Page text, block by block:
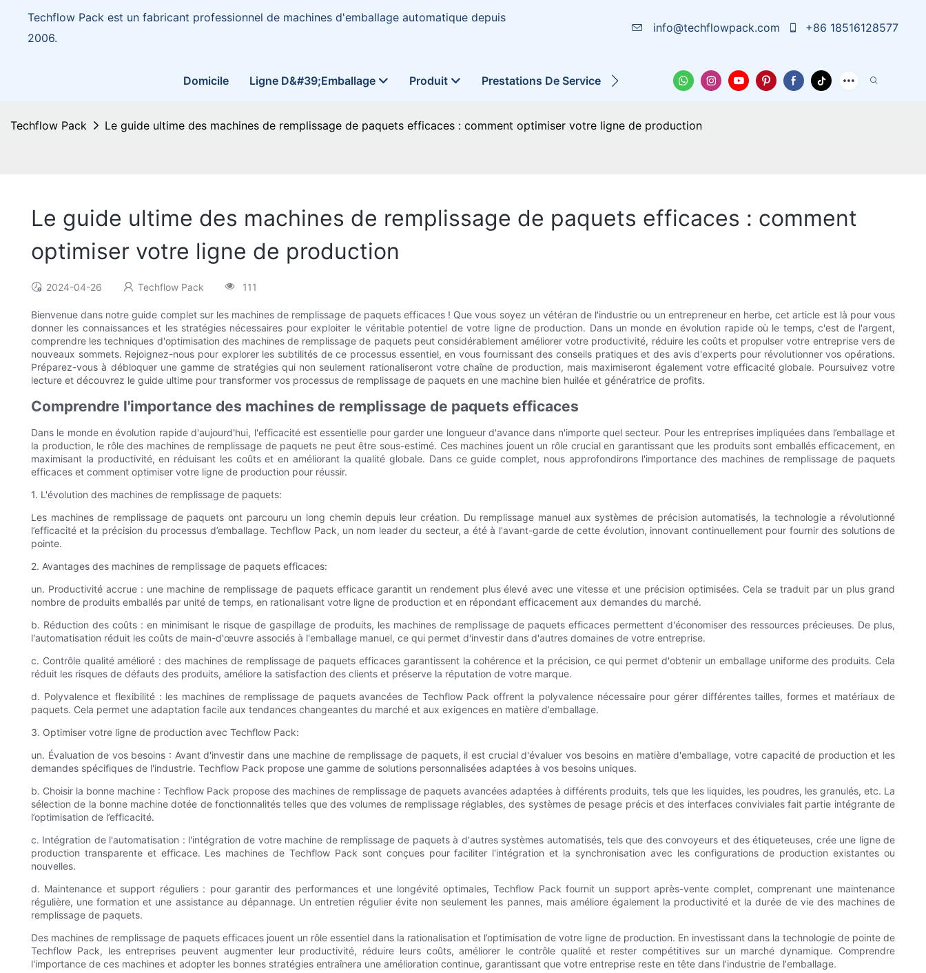
Techflow Pack est un fabricant professionnel de machines d'emballage automatique depuis
2006.
info@techflowpack.com +86 18516128577
Domicile Ligne D&#39;emballage Produit Prestations De Service La Solution À Propos De Nous Cas Nouvelles
Techflow Pack Le guide ultime des machines de remplissage de paquets efficaces : comment optimiser votre ligne de production
Le guide ultime des machines de remplissage de paquets efficaces : comment
optimiser votre ligne de production
2024-04-26 Techflow Pack 111
Bienvenue dans notre guide complet sur les machines de remplissage de paquets efficaces ! Que vous soyez un vétéran de l'industrie ou un entrepreneur en herbe, cet article est là pour vous
donner les connaissances et les stratégies nécessaires pour exploiter le véritable potentiel de votre ligne de production. Dans un monde en évolution rapide où le temps, c'est de l'argent,
comprendre les techniques d'optimisation des machines de remplissage de paquets peut considérablement améliorer votre productivité, réduire les coûts et propulser votre entreprise vers de
nouveaux sommets. Rejoignez-nous pour explorer les subtilités de ce processus essentiel, en vous fournissant des conseils pratiques et des avis d'experts pour révolutionner vos opérations.
Préparez-vous à débloquer une gamme de stratégies qui non seulement rationaliseront votre chaîne de production, mais maximiseront également votre efficacité globale. Poursuivez votre
lecture et découvrez le guide ultime pour transformer vos processus de remplissage de paquets en une machine bien huilée et génératrice de profits.
Comprendre l'importance des machines de remplissage de paquets efficaces
Dans le monde en évolution rapide d'aujourd'hui, l'efficacité est essentielle pour garder une longueur d'avance dans n'importe quel secteur. Pour les entreprises impliquées dans l’emballage et
la production, le rôle des machines de remplissage de paquets ne peut être sous-estimé. Ces machines jouent un rôle crucial en garantissant que les produits sont emballés efficacement, en
maximisant la productivité, en réduisant les coûts et en améliorant la qualité globale. Dans ce guide complet, nous approfondirons l'importance des machines de remplissage de paquets
efficaces et comment optimiser votre ligne de production pour réussir.
1. L'évolution des machines de remplissage de paquets:
Les machines de remplissage de paquets ont parcouru un long chemin depuis leur création. Du remplissage manuel aux systèmes de précision automatisés, la technologie a révolutionné
l’efficacité et la précision du processus d’emballage. Techflow Pack, un nom leader du secteur, a été à l'avant-garde de cette évolution, innovant continuellement pour fournir des solutions de
pointe.
2. Avantages des machines de remplissage de paquets efficaces:
un. Productivité accrue : une machine de remplissage de paquets efficace garantit un rendement plus élevé avec une vitesse et une précision optimisées. Cela se traduit par un plus grand
nombre de produits emballés par unité de temps, en rationalisant votre ligne de production et en répondant efficacement aux demandes du marché.
b. Réduction des coûts : en minimisant le risque de gaspillage de produits, les machines de remplissage de paquets efficaces permettent d'économiser des ressources précieuses. De plus,
l'automatisation réduit les coûts de main-d'œuvre associés à l'emballage manuel, ce qui permet d'investir dans d'autres domaines de votre entreprise.
c. Contrôle qualité amélioré : des machines de remplissage de paquets efficaces garantissent la cohérence et la précision, ce qui permet d'obtenir un emballage uniforme des produits. Cela
réduit les risques de défauts des produits, améliore la satisfaction des clients et préserve la réputation de votre marque.
d. Polyvalence et flexibilité : les machines de remplissage de paquets avancées de Techflow Pack offrent la polyvalence nécessaire pour gérer différentes tailles, formes et matériaux de
paquets. Cela permet une adaptation facile aux tendances changeantes du marché et aux exigences en matière d’emballage.
3. Optimiser votre ligne de production avec Techflow Pack:
un. Évaluation de vos besoins : Avant d'investir dans une machine de remplissage de paquets, il est crucial d'évaluer vos besoins en matière d'emballage, votre capacité de production et les
demandes spécifiques de l'industrie. Techflow Pack propose une gamme de solutions personnalisées adaptées à vos besoins uniques.
b. Choisir la bonne machine : Techflow Pack propose des machines de remplissage de paquets avancées adaptées à différents produits, tels que les liquides, les poudres, les granulés, etc. La
sélection de la bonne machine dotée de fonctionnalités telles que des volumes de remplissage réglables, des systèmes de pesage précis et des interfaces conviviales fait partie intégrante de
l’optimisation de l’efficacité.
c. Intégration de l'automatisation : l'intégration de votre machine de remplissage de paquets à d'autres systèmes automatisés, tels que des convoyeurs et des étiqueteuses, crée une ligne de
production transparente et efficace. Les machines de Techflow Pack sont conçues pour faciliter l'intégration et la synchronisation avec les configurations de production existantes ou
nouvelles.
d. Maintenance et support réguliers : pour garantir des performances et une longévité optimales, Techflow Pack fournit un support après-vente complet, comprenant une maintenance
régulière, une formation et une assistance au dépannage. Un entretien régulier évite non seulement les pannes, mais améliore également la productivité et la durée de vie des machines de
remplissage de paquets.
Des machines de remplissage de paquets efficaces jouent un rôle essentiel dans la rationalisation et l’optimisation de votre ligne de production. En investissant dans la technologie de pointe de
Techflow Pack, les entreprises peuvent augmenter leur productivité, réduire leurs coûts, améliorer le contrôle qualité et rester compétitives sur un marché dynamique. Comprendre
l'importance de ces machines et adopter les bonnes stratégies entraînera une amélioration continue, garantissant que votre entreprise reste en tête dans l'industrie de l'emballage.